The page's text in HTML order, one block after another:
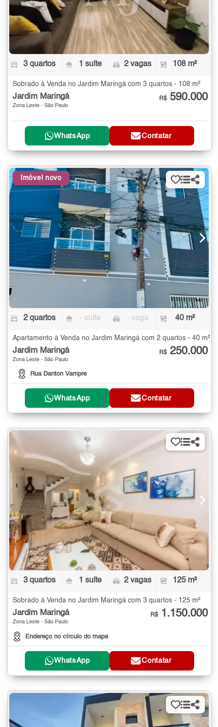
3 quartos 1 suíte 2 vagas 108 m²
Sobrado à Venda no Jardim Maringá com 3 quartos - 108 m²
Jardim Maringá
Zona Leste - São Paulo
R$ 590.000
WhatsApp Contatar
Imóvel novo
2 quartos - suíte - vaga 40 m²
Apartamento à Venda no Jardim Maringá com 2 quartos - 40 m²
Jardim Maringá
Zona Leste - São Paulo
Rua Danton Vampre
R$ 250.000
WhatsApp Contatar
3 quartos 1 suíte 2 vagas 125 m²
Sobrado à Venda no Jardim Maringá com 3 quartos - 125 m²
Jardim Maringá
Zona Leste - São Paulo
Endereço no círculo do mapa
R$ 1.150.000
WhatsApp Contatar